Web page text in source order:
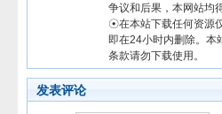
争议和后果，本网站均
☉在本站下载任何资源
即在24小时内删除。本
条款请勿下载使用。
发表评论